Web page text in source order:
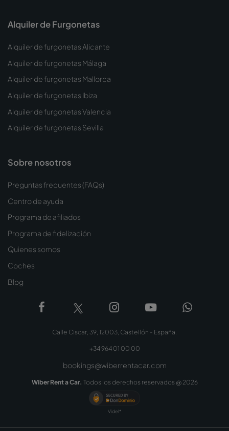
Alquiler de Furgonetas
Alquiler de furgonetas Alicante
Alquiler de furgonetas Málaga
Alquiler de furgonetas Mallorca
Alquiler de furgonetas Ibiza
Alquiler de furgonetas Valencia
Alquiler de furgonetas Sevilla
Sobre nosotros
Preguntas frecuentes (FAQs)
Centro de ayuda
Programa de afiliados
Programa de fidelización
Quienes somos
Coches
Blog
Calle Ciscar, 39, 12003, Castellón - España.
+34 964 01 00 00
bookings@wiberrentacar.com
Wiber Rent a Car. Todos los derechos reservados @ 2026
Videl*